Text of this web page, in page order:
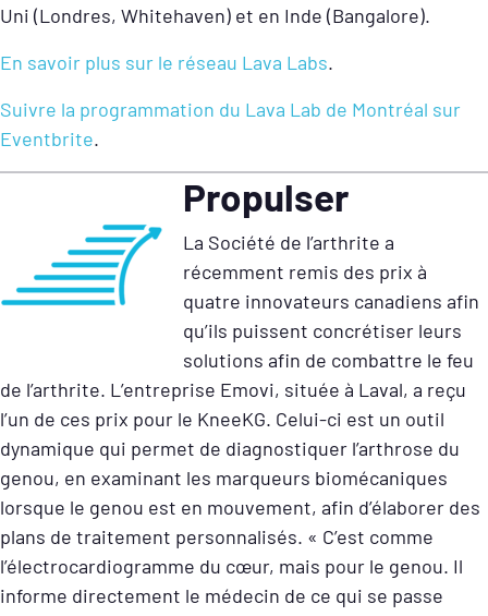
Uni (Londres, Whitehaven) et en Inde (Bangalore).
En savoir plus sur le réseau Lava Labs.
Suivre la programmation du Lava Lab de Montréal sur
Eventbrite.
Propulser
La Société de l’arthrite a
récemment remis des prix à
quatre innovateurs canadiens afin
qu’ils puissent concrétiser leurs
solutions afin de combattre le feu
de l’arthrite. L’entreprise Emovi, située à Laval, a reçu
l’un de ces prix pour le KneeKG. Celui-ci est un outil
dynamique qui permet de diagnostiquer l’arthrose du
genou, en examinant les marqueurs biomécaniques
lorsque le genou est en mouvement, afin d’élaborer des
plans de traitement personnalisés. « C’est comme
l’électrocardiogramme du cœur, mais pour le genou. Il
informe directement le médecin de ce qui se passe